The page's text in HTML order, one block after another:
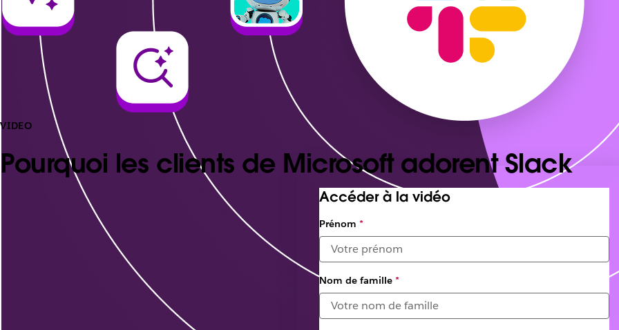
VIDEO
Pourquoi les clients de Microsoft adorent Slack
Accéder à la vidéo
Prénom *
Nom de famille*